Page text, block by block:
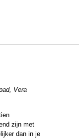
Vera
zijn met
dan in je